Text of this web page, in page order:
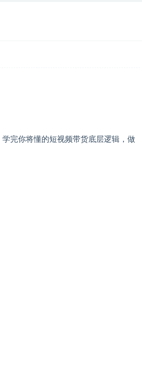
完你将懂的短视频带货底层逻辑，做